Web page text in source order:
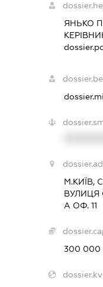
ЯНЬКО
М.КИЇВ,
ВУЛИЦЯ
А ОФ. 11
300 000